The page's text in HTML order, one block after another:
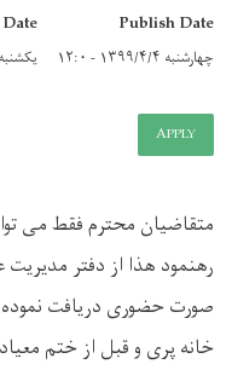
Publish Date
چهارشنبه ۱۳۹۹/۴/۴ - ۱۲:۰ یکشنبه ۱۳۹۹/۴/۱۵ - ۱۲:۰
APPLY
متقاضیان محترم فقط می
رهنمود هذا از دفتر
صورت حضوری دریافت
خانه پری و قبل از ختم معیاد